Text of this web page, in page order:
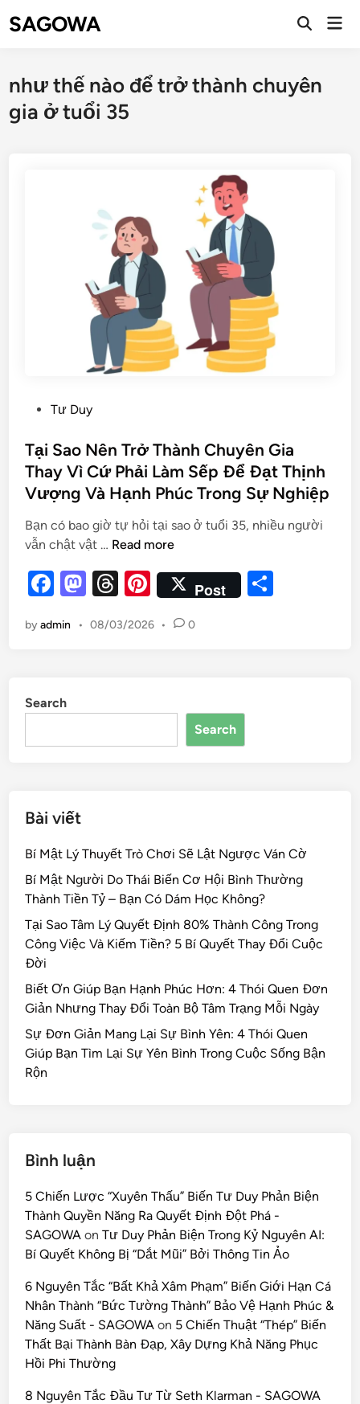
SAGOWA
như thế nào để trở thành chuyên
gia ở tuổi 35
Tư Duy
Tại Sao Nên Trở Thành Chuyên Gia
Thay Vì Cứ Phải Làm Sếp Để Đạt Thịnh
Vượng Và Hạnh Phúc Trong Sự Nghiệp
Bạn có bao giờ tự hỏi tại sao ở tuổi 35, nhiều người
vẫn chật vật … Read more
F
c
o
o
M
to
n
T
e
s
Pi
er
Post
byadmin • 08/03/2026 • 0
Search
Search
Bài viết
Bí Mật Lý Thuyết Trò Chơi Sẽ Lật Ngược Ván Cờ
Bí Mật Người Do Thái Biến Cơ Hội Bình Thường
Thành Tiền Tỷ – Bạn Có Dám Học Không?
Tại Sao Tâm Lý Quyết Định 80% Thành Công Trong
Công Việc Và Kiếm Tiền? 5 Bí Quyết Thay Đổi Cuộc
Đời
Biết Ơn Giúp Bạn Hạnh Phúc Hơn: 4 Thói Quen Đơn
Giản Nhưng Thay Đổi Toàn Bộ Tâm Trạng Mỗi Ngày
Sự Đơn Giản Mang Lại Sự Bình Yên: 4 Thói Quen
Giúp Bạn Tìm Lại Sự Yên Bình Trong Cuộc Sống Bận
Rộn
Bình luận
5 Chiến Lược “Xuyên Thấu” Biến Tư Duy Phản Biện
Thành Quyền Năng Ra Quyết Định Đột Phá -
SAGOWA onTư Duy Phản Biện Trong Kỷ Nguyên AI:
Bí Quyết Không Bị “Dắt Mũi” Bởi Thông Tin Ảo
6 Nguyên Tắc “Bất Khả Xâm Phạm” Biến Giới Hạn Cá
Nhân Thành “Bức Tường Thành” Bảo Vệ Hạnh Phúc &
Năng Suất - SAGOWA on 5 Chiến Thuật “Thép” Biến
Thất Bại Thành Bàn Đạp, Xây Dựng Khả Năng Phục
Hồi Phi Thường
8 Nguyên Tắc Đầu Tư Từ Seth Klarman - SAGOWA